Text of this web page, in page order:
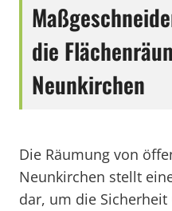
die
Neunkirchen
Die Räumung von
Neunkirchen stellt
dar, um die